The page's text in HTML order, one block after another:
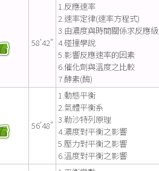
58'42"
1.反應速率
2.速率定律(速率方程式)
3.由濃度與時間關係求反應
4.碰撞學說
5.影響反應速率的因素
6.催化劑與溫度之比較
7.酵素(酶)
56'48"
1.動態平衡
2.氣體平衡系
3.勒沙特列原理
4.濃度對平衡之影響
5.壓力對平衡之影響
6.溫度對平衡之影響